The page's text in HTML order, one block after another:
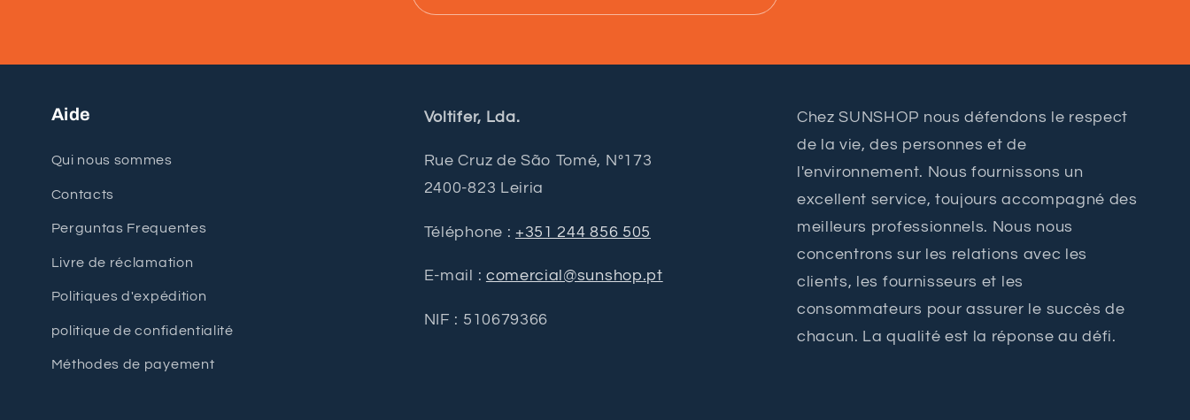
Aide
Qui nous sommes
Contacts
Perguntas Frequentes
Livre de réclamation
Politiques d'expédition
politique de confidentialité
Méthodes de payement
Voltifer, Lda.
Rue Cruz de São Tomé, Nº173
2400-823 Leiria
Téléphone : +351 244 856 505
E-mail : comercial@sunshop.pt
NIF : 510679366
Chez SUNSHOP nous défendons le respect
de la vie, des personnes et de
l'environnement. Nous fournissons un
excellent service, toujours accompagné des
meilleurs professionnels. Nous nous
concentrons sur les relations avec les
clients, les fournisseurs et les
consommateurs pour assurer le succès de
chacun. La qualité est la réponse au défi.